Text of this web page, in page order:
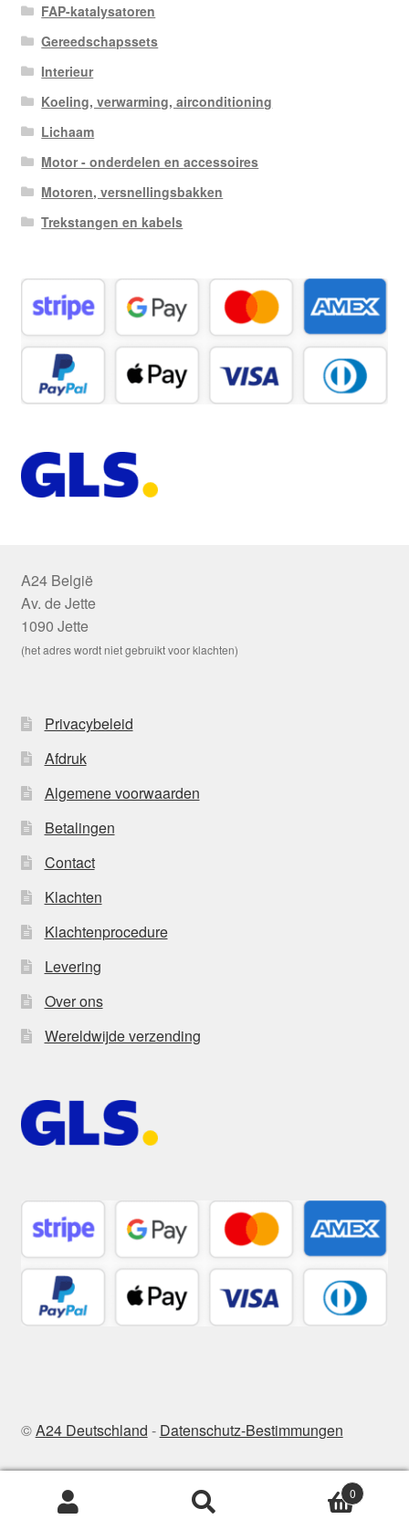
FAP-katalysatoren
Gereedschapssets
Interieur
Koeling, verwarming, airconditioning
Lichaam
Motor - onderdelen en accessoires
Motoren, versnellingsbakken
Trekstangen en kabels
A24 België
Av. de Jette
1090 Jette
(het adres wordt niet gebruikt voor klachten)
Privacybeleid
Afdruk
Algemene voorwaarden
Betalingen
Contact
Klachten
Klachtenprocedure
Levering
Over ons
Wereldwijde verzending
©A24 Deutschland - Datenschutz-Bestimmungen
Zoeken
0